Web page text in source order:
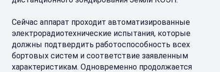
Сейчас аппарат проходит автоматизированные
электрорадиотехнические испытания, которые
должны подтвердить работоспособность всех
бортовых систем и соответствие заявленным
характеристикам. Одновременно продолжается